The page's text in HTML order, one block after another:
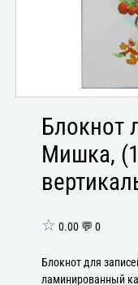
Блокнот
Мишка,
☆ 0.00 💬 0
Блокнот для
ламинированный